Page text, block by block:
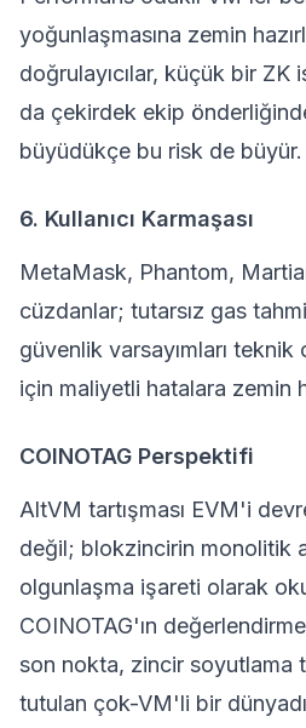
yoğunlaşmasına zemin
doğrulayıcılar, küçük bir
da çekirdek ekip
büyüdükçe bu risk de büyür.
6. Kullanıcı Karmaşası
MetaMask, Phantom,
cüzdanlar; tutarsız gas
güvenlik varsayımları teknik
için maliyetli hatalara zemin
COINOTAG Perspektifi
AltVM tartışması EVM'i
değil; blokzincirin monolitik
olgunlaşma işareti olarak
COINOTAG'ın
son nokta, zincir soyutlama
tutulan çok-VM'li bir